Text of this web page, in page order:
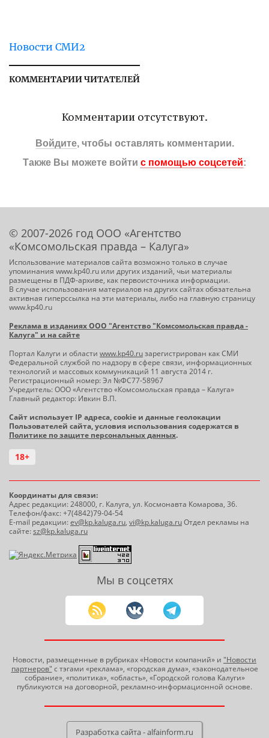
Новости СМИ2
КОММЕНТАРИИ ЧИТАТЕЛЕЙ
Комментарии отсутствуют.
Войдите, чтобы оставлять комментарии.
Также Вы можете войти с помощью соцсетей:
© 2007-2026 год ООО «Агентство
«Комсомольская правда – Калуга»
Использование материалов сайта возможно только в случае
упоминания www.kp40.ru или других изданий, чьи материалы
размещены в ПДФ-архиве, как первоисточника информации.
В случае использования материалов на других сайтах обязательна
активная гиперссылка на эти материалы, либо на главную страницу
www.kp40.ru
Реклама в изданиях ООО "Агентство "Комсомольская правда -
Калуга" и на сайте
Портал Калуги и области www.kp40.ruзарегистрирован как СМИ
Федеральной службой по надзору в сфере связи, информационных
технологий и массовых коммуникаций 11 августа 2014 г.
Регистрационный номер: Эл №ФС77-58967
Учредитель: ООО «Агентство «Комсомольская правда – Калуга»
Главный редактор: Ивкин В.П.
Сайт использует IP адреса, cookie и данные геолокации
Пользователей сайта, условия использования содержатся в
Политике по защите персональных данных.
18+
Координаты для связи:
Адрес редакции: 248000, г. Калуга, ул. Космонавта Комарова, 36.
Телефон/факс: +7(4842)79-04-54
E-mail редакции:ev@kp.kaluga.ru, vi@kp.kaluga.ruОтдел рекламы на
сайте:sz@kp.kaluga.ru
Мы в соцсетях
Новости, размещенные в рубриках «Новости компаний» и "Новости
партнеров" с тэгами «реклама», «городская дума», «законодательное
собрание», «политика», «область», «Городской голова Калуги»
публикуются на договорной, рекламно-информационной основе.
Разработка сайта - alfainform.ru